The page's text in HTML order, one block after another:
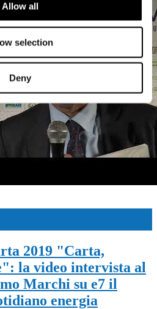
Allow all
selection
Deny
2019 "Carta,
la video intervista al
Marchi su e7 il
energia